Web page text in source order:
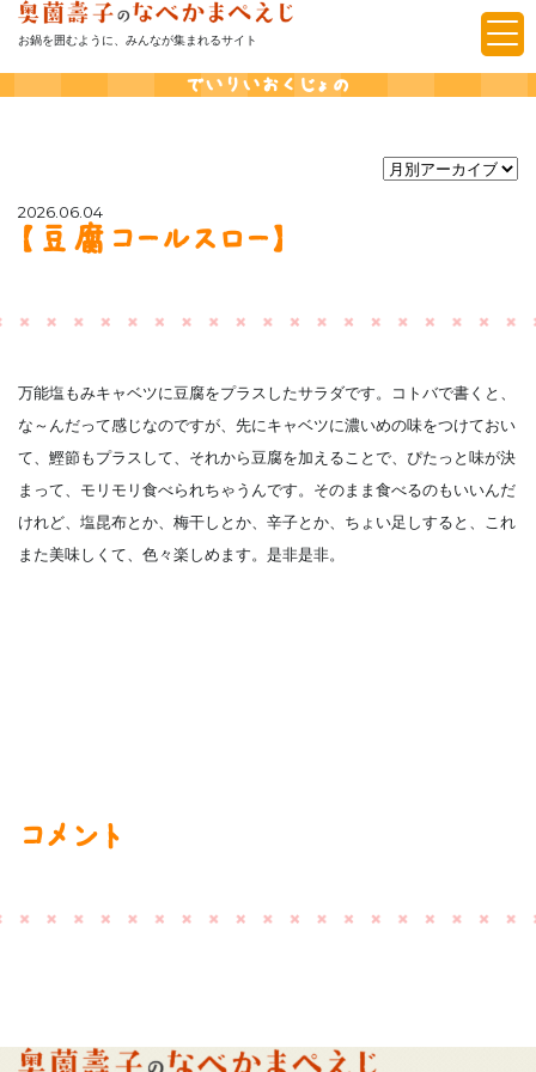
お鍋を囲むように、みんなが集まれるサイト
でいりいおくじょの
2026.06.04
【豆腐コールスロー】
万能塩もみキャベツに豆腐をプラスしたサラダです。コトバで書くと、
な～んだって感じなのですが、先にキャベツに濃いめの味をつけておい
て、鰹節もプラスして、それから豆腐を加えることで、ぴたっと味が決
まって、モリモリ食べられちゃうんです。そのまま食べるのもいいんだ
けれど、塩昆布とか、梅干しとか、辛子とか、ちょい足しすると、これ
また美味しくて、色々楽しめます。是非是非。
コメント